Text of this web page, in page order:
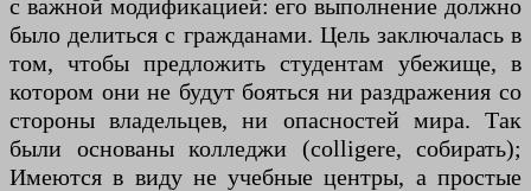
с важной модификацией: его выполнение должно
было делиться с гражданами. Цель заключалась в
том, чтобы предложить студентам убежище, в
котором они не будут бояться ни раздражения со
стороны владельцев, ни опасностей мира. Так
были основаны колледжи (colligere, собирать);
Имеются в виду не учебные центры, а простые